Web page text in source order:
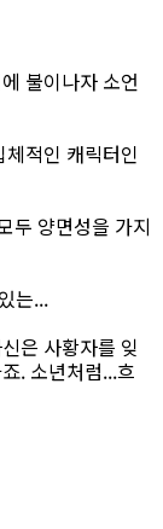
불이나자 소언
적인 캐릭터인
두 양면성을 가지
는...
은 사황자를 잊
. 소년처럼...흐